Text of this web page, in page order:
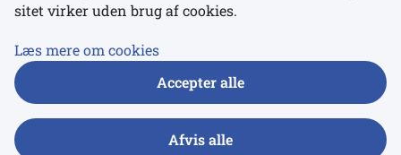
Udgivelser
sitet virker uden brug af cookies.
Læs mere om cookies
Accepter alle
Afvis alle